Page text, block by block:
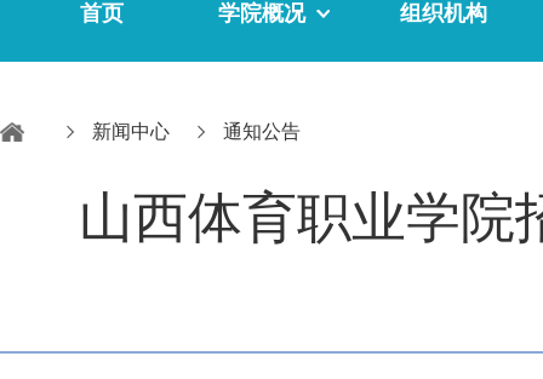
首页 学院概况 组织机构
新闻中心 通知公告
山西体育职业学院